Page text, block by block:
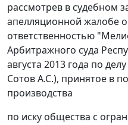
рассмотрев в судебном
апелляционной жалобе
ответственностью
Арбитражного суда
августа 2013 года по
Сотов А.С.), принятое в
производства
по иску общества с